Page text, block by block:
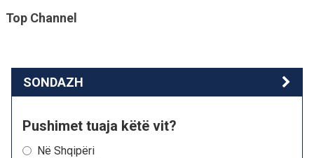
Top Channel
SONDAZH
Pushimet tuaja këtë vit?
Në Shqipëri